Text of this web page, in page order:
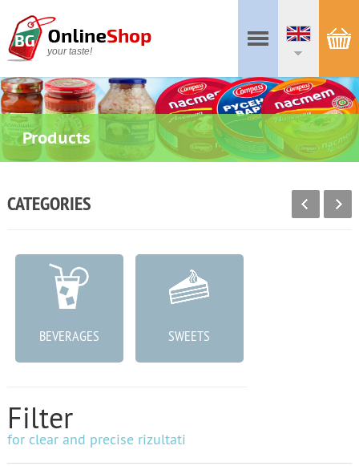
your taste!
Products
CATEGORIES
BEVERAGES SWEETS
Filter
for clear and precise rizultati